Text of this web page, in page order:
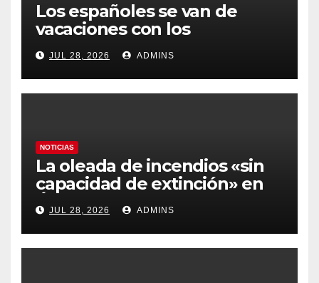
Los españoles se van de
vacaciones con los
carburantes hasta un 21%
más caros que el año pasado
y los hoteles disparados
JUL 28, 2026 ADMINS
NOTICIAS
La oleada de incendios «sin
capacidad de extinción» en
Ávila y al oeste de Madrid
obliga a declarar la
emergencia nacional
JUL 28, 2026 ADMINS